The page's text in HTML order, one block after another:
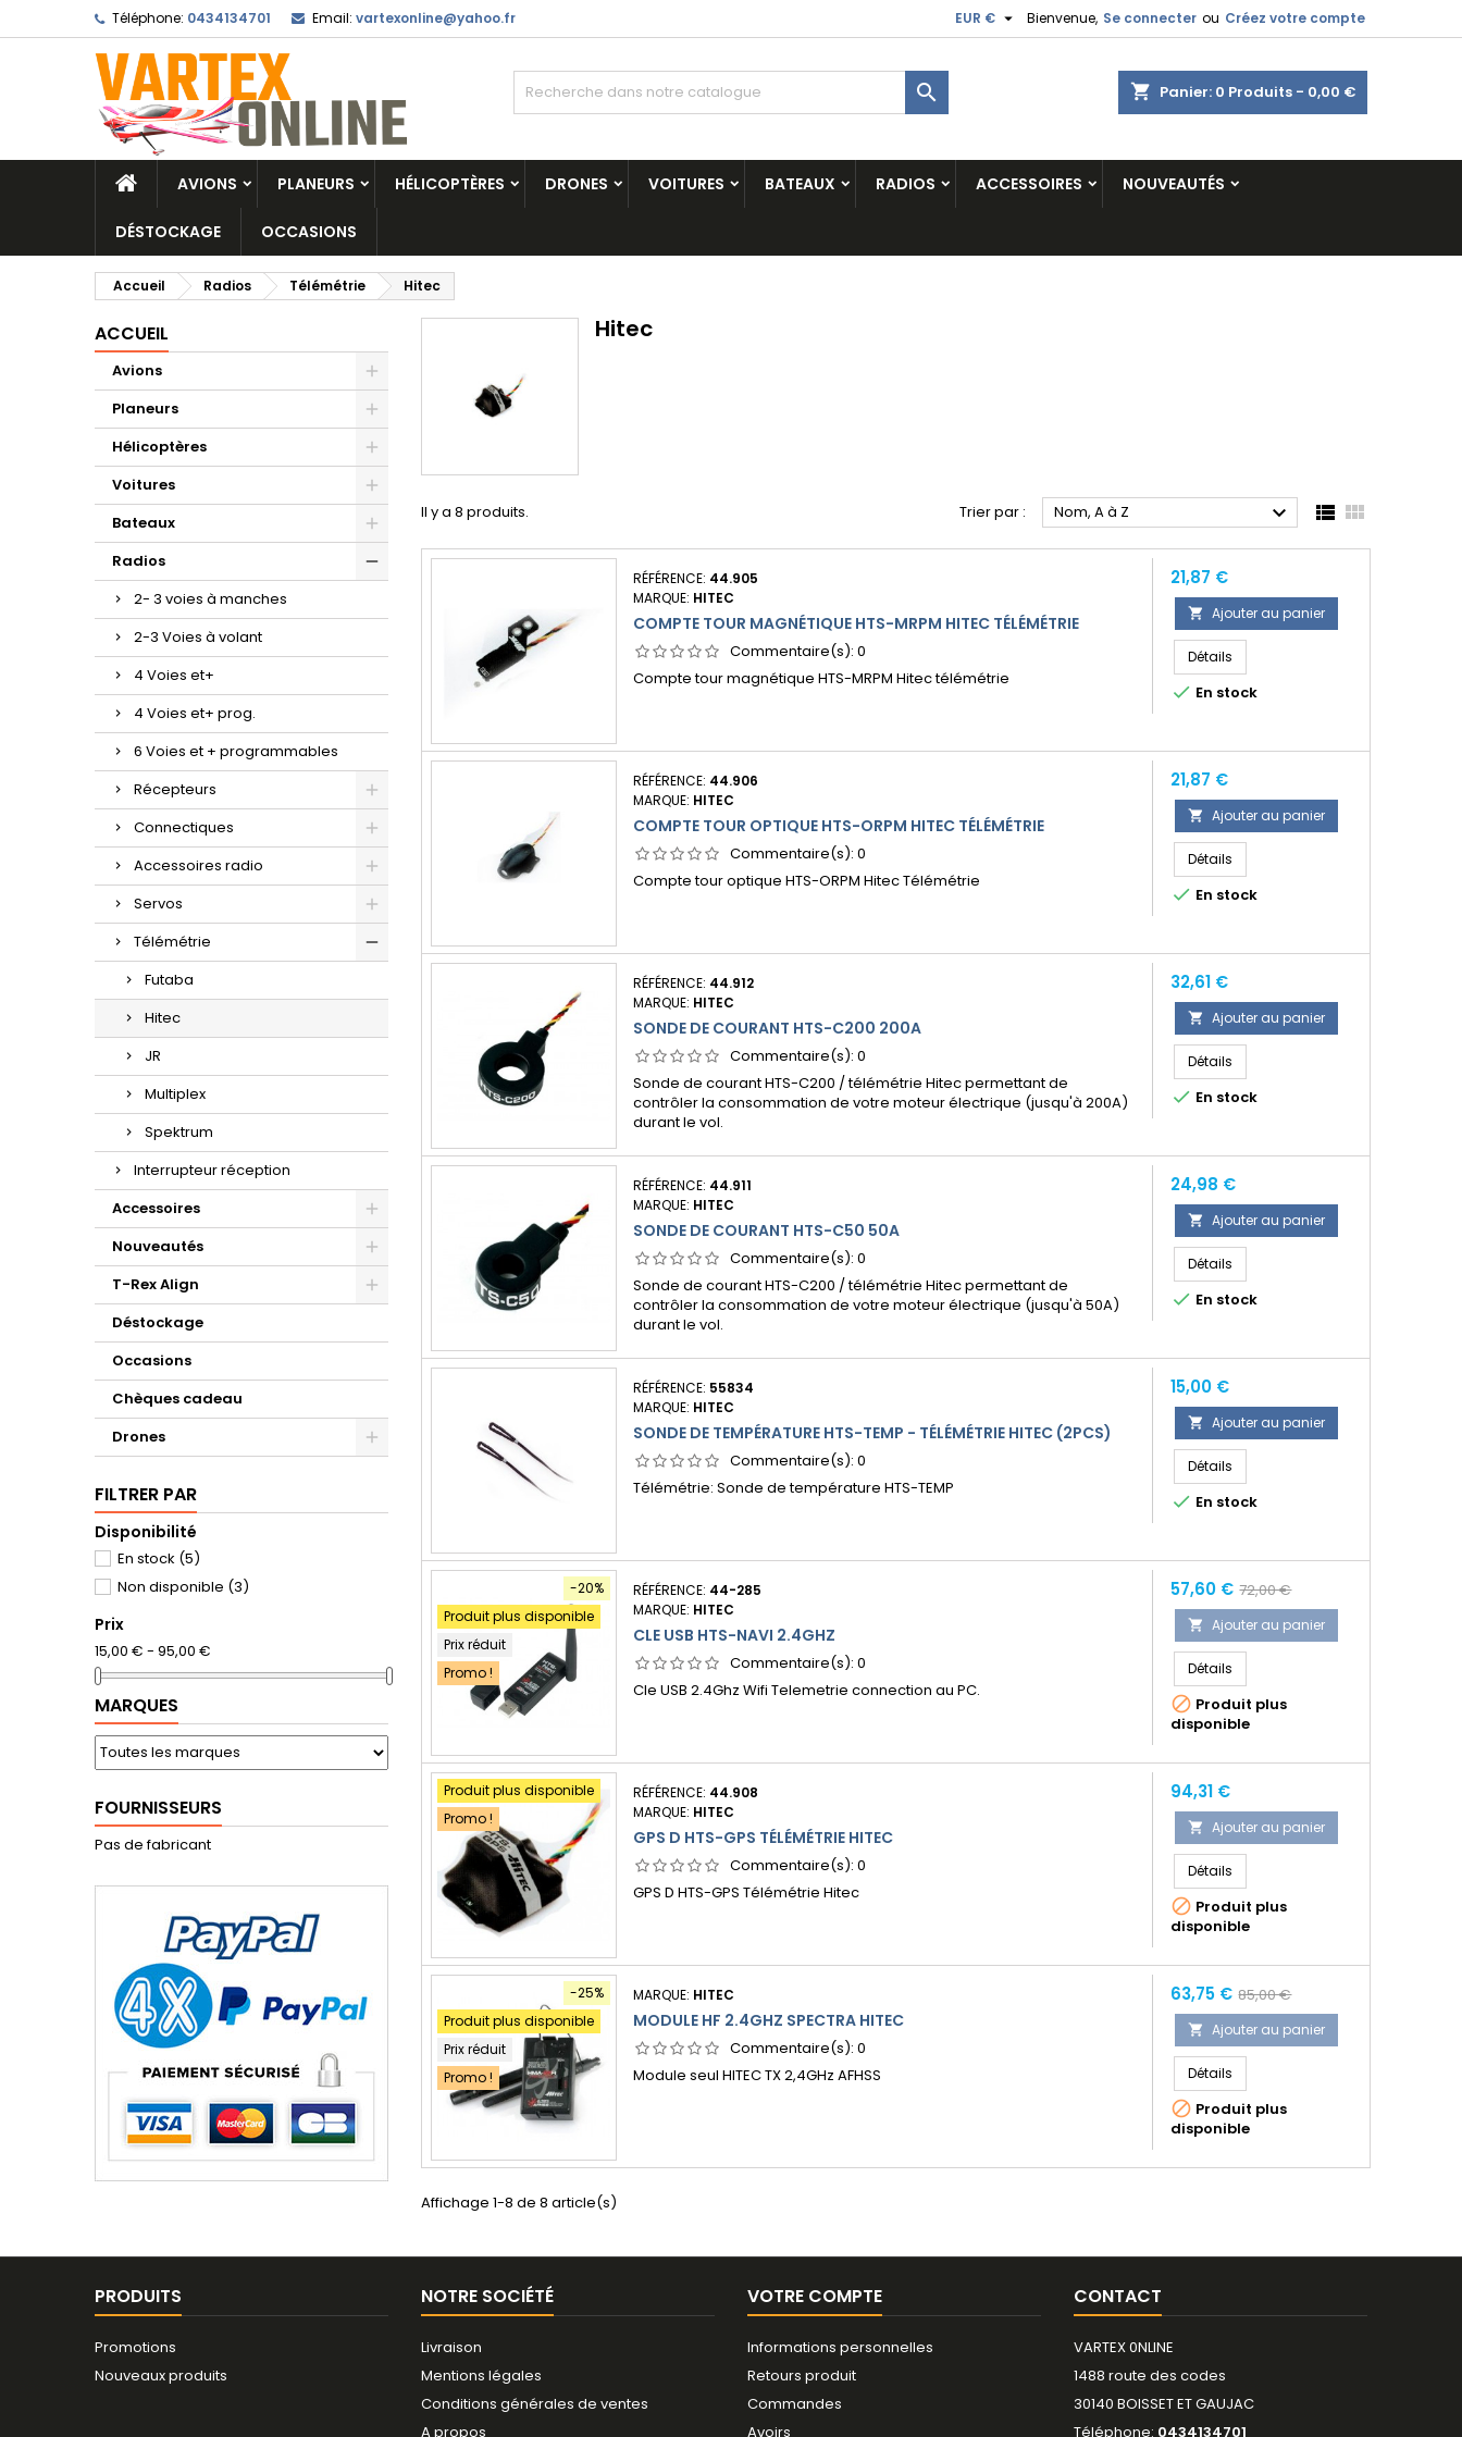
Téléphone: 0434134701 Email: vartexonline@yahoo.fr Bienvenue, Se connecter ou Créez votre compte
EUR € 
shopping_cart Panier: 0 Produits - 0,00 €

AVIONS PLANEURS HÉLICOPTÈRES DRONES VOITURES BATEAUX RADIOS ACCESSOIRES NOUVEAUTÉS
DÉSTOCKAGE OCCASIONS
Accueil Radios Télémétrie Hitec
ACCUEIL
Avions
Planeurs
Hélicoptères
Voitures
Bateaux
Radios
2- 3 voies à manches
2-3 Voies à volant
4 Voies et+
4 Voies et+ prog.
6 Voies et + programmables
Récepteurs
Connectiques
Accessoires radio
Servos
Télémétrie
Futaba
Hitec
JR
Multiplex
Spektrum
Interrupteur réception
Accessoires
Nouveautés
T-Rex Align
Déstockage
Occasions
Chèques cadeau
Drones
FILTRER PAR
Disponibilité
En stock (5)
Non disponible (3)
Prix
15,00 € - 95,00 €
MARQUES
FOURNISSEURS
Pas de fabricant
Hitec
Il y a 8 produits. Trier par : Nom, A à Z   
RÉFÉRENCE: 44.905
MARQUE: HITEC
COMPTE TOUR MAGNÉTIQUE HTS-MRPM HITEC TÉLÉMÉTRIE
Commentaire(s): 0
Compte tour magnétique HTS-MRPM Hitec télémétrie
Prix
21,87 €
 Ajouter au panier
Détails
 En stock
RÉFÉRENCE: 44.906
MARQUE: HITEC
COMPTE TOUR OPTIQUE HTS-ORPM HITEC TÉLÉMÉTRIE
Commentaire(s): 0
Compte tour optique HTS-ORPM Hitec Télémétrie
Prix
21,87 €
 Ajouter au panier
Détails
 En stock
RÉFÉRENCE: 44.912
MARQUE: HITEC
SONDE DE COURANT HTS-C200 200A
Commentaire(s): 0
Sonde de courant HTS-C200 / télémétrie Hitec permettant de
contrôler la consommation de votre moteur électrique (jusqu'à 200A)
durant le vol.
Prix
32,61 €
 Ajouter au panier
Détails
 En stock
RÉFÉRENCE: 44.911
MARQUE: HITEC
SONDE DE COURANT HTS-C50 50A
Commentaire(s): 0
Sonde de courant HTS-C200 / télémétrie Hitec permettant de
contrôler la consommation de votre moteur électrique (jusqu'à 50A)
durant le vol.
Prix
24,98 €
 Ajouter au panier
Détails
 En stock
RÉFÉRENCE: 55834
MARQUE: HITEC
SONDE DE TEMPÉRATURE HTS-TEMP - TÉLÉMÉTRIE HITEC (2PCS)
Commentaire(s): 0
Télémétrie: Sonde de température HTS-TEMP
Prix
15,00 €
 Ajouter au panier
Détails
 En stock
-20%
Produit plus disponible
Prix réduit
Promo !
RÉFÉRENCE: 44-285
MARQUE: HITEC
CLE USB HTS-NAVI 2.4GHZ
Commentaire(s): 0
Cle USB 2.4Ghz Wifi Telemetrie connection au PC.
Prix
57,60 € Prix
normal
72,00 €
 Ajouter au panier
Détails
 Produit plus
disponible
Produit plus disponible
Promo !
RÉFÉRENCE: 44.908
MARQUE: HITEC
GPS D HTS-GPS TÉLÉMÉTRIE HITEC
Commentaire(s): 0
GPS D HTS-GPS Télémétrie Hitec
Prix
94,31 €
 Ajouter au panier
Détails
 Produit plus
disponible
-25%
Produit plus disponible
Prix réduit
Promo !
MARQUE: HITEC
MODULE HF 2.4GHZ SPECTRA HITEC
Commentaire(s): 0
Module seul HITEC TX 2,4GHz AFHSS
Prix
63,75 € Prix
normal
85,00 €
 Ajouter au panier
Détails
 Produit plus
disponible
Affichage 1-8 de 8 article(s)
PRODUITS
Promotions
Nouveaux produits
NOTRE SOCIÉTÉ
Livraison
Mentions légales
Conditions générales de ventes
A propos
VOTRE COMPTE
Informations personnelles
Retours produit
Commandes
Avoirs
CONTACT
VARTEX 0NLINE
1488 route des codes
30140 BOISSET ET GAUJAC
Téléphone: 0434134701